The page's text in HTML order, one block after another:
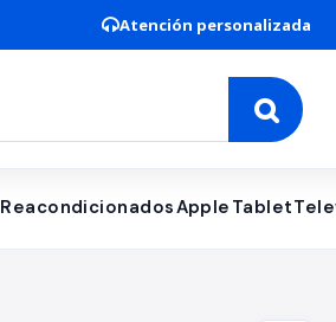
Atención personalizada
ReacondicionadosApple Tablet